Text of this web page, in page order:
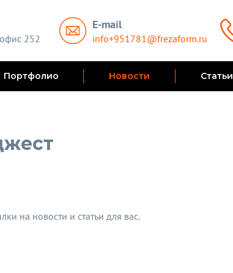
252
E-mail
info+951781@frezaform.ru
Портфолио Новости Статьи
на новости и статьи для вас.